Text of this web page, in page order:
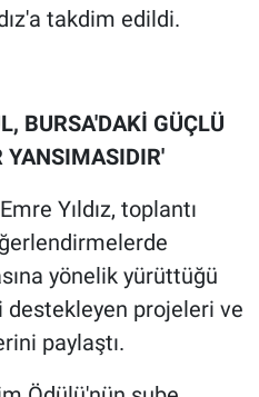
takdim edildi.
BURSA'DAKİ GÜÇLÜ
Yıldız, toplantı
yönelik yürüttüğü
projeleri ve
paylaştı.